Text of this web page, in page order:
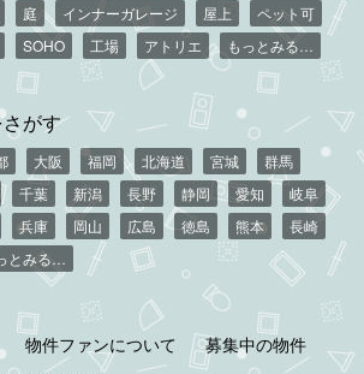
庭 インナーガレージ 屋上
ペット可
SOHO 工場 アトリエ もっとみる…
がす
大阪 福岡 北海道 宮城
群馬
千葉 新潟 長野 静岡 愛知
岐阜
兵庫 岡山 広島 徳島 熊本
長崎
とみる…
物件ファンについて
募集中の物件